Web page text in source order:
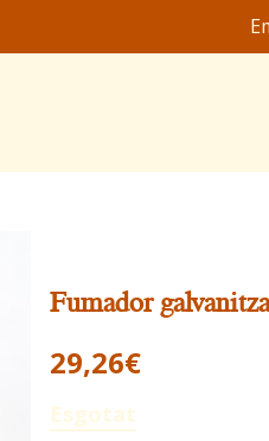
Fumador
29,26€
Esgotat